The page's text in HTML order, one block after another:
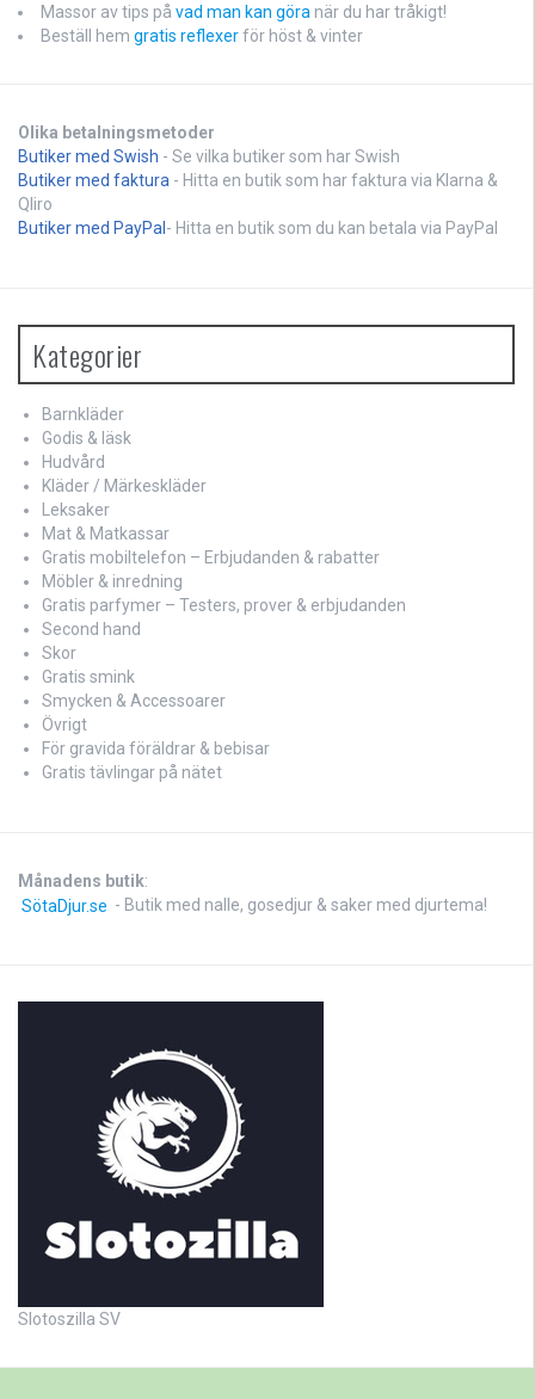
Massor av tips på vad man kan göra när du har tråkigt!
Beställ hem gratis reflexerför höst & vinter
Olika betalningsmetoder
Butiker med Swish - Se vilka butiker som har Swish
Butiker med faktura - Hitta en butik som har faktura via Klarna &
Qliro
Butiker med PayPal - Hitta en butik som du kan betala via PayPal
Kategorier
Barnkläder
Godis & läsk
Hudvård
Kläder / Märkeskläder
Leksaker
Mat & Matkassar
Gratis mobiltelefon – Erbjudanden & rabatter
Möbler & inredning
Gratis parfymer – Testers, prover & erbjudanden
Second hand
Skor
Gratis smink
Smycken & Accessoarer
Övrigt
För gravida föräldrar & bebisar
Gratis tävlingar på nätet
Månadens butik:
SötaDjur.se - Butik med nalle, gosedjur & saker med djurtema!
Slotoszilla SV